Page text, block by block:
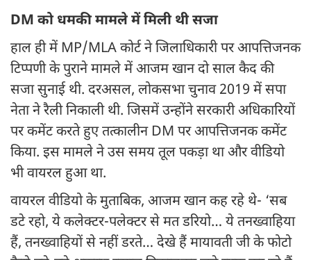
DM को धमकी मामले में मिली थी सजा
हाल ही में MP/MLA कोर्ट ने जिलाधिकारी पर आपत्तिजनक
टिप्पणी के पुराने मामले में आजम खान दो साल कैद की
सजा सुनाई थी. दरअसल, लोकसभा चुनाव 2019 में सपा
नेता ने रैली निकाली थी. जिसमें उन्होंने सरकारी अधिकारियों
पर कमेंट करते हुए तत्कालीन DM पर आपत्तिजनक कमेंट
किया. इस मामले ने उस समय तूल पकड़ा था और वीडियो
भी वायरल हुआ था.
वायरल वीडियो के मुताबिक, आजम खान कह रहे थे- ‘सब
डटे रहो, ये कलेक्टर-पलेक्टर से मत डरियो… ये तनख्वाहिया
हैं, तनख्वाहियों से नहीं डरते… देखे हैं मायावती जी के फोटो